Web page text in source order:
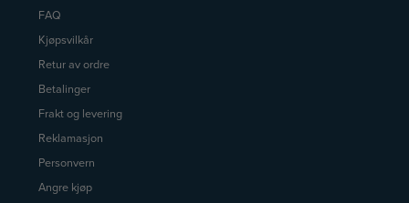
FAQ
Kjøpsvilkår
Retur av ordre
Betalinger
Frakt og levering
Reklamasjon
Personvern
Angre kjøp